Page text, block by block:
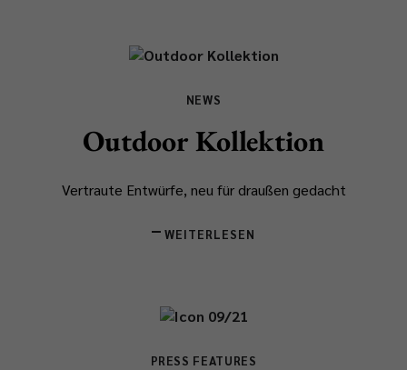
NEWS
Outdoor Kollektion
Vertraute Entwürfe, neu für draußen gedacht
WEITERLESEN
PRESS FEATURES